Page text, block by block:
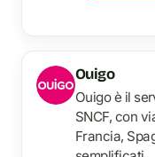
Ouigo
Ouigo è il
SNCF, con
Francia,